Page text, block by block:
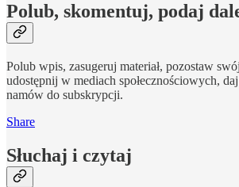
Polub, skomentuj, podaj
Polub wpis, zasugeruj materiał, pozostaw
udostępnij w mediach społecznościowych,
namów do subskrypcji.
Share
Słuchaj i czytaj